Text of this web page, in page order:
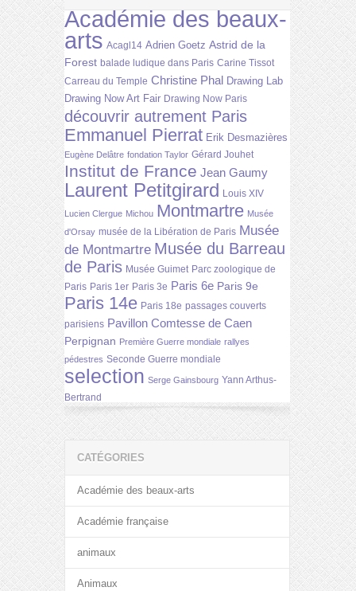
Académie des beaux-
arts Acagl14 Adrien Goetz Astrid de la
Forest balade ludique dans Paris Carine Tissot
Carreau du Temple Christine Phal Drawing Lab
Drawing Now Art Fair Drawing Now Paris
découvrir autrement Paris
Emmanuel Pierrat Erik Desmazières
Eugène Delâtre fondation Taylor Gérard Jouhet
Institut de France Jean Gaumy
Laurent Petitgirard Louis XIV
Lucien Clergue Michou Montmartre Musée
d'Orsay musée de la Libération de Paris Musée
de Montmartre Musée du Barreau
de Paris Musée Guimet Parc zoologique de
Paris Paris 1er Paris 3e Paris 6e Paris 9e
Paris 14e Paris 18e passages couverts
parisiens Pavillon Comtesse de Caen
Perpignan Première Guerre mondiale rallyes
pédestres Seconde Guerre mondiale
selection Serge Gainsbourg Yann Arthus-
Bertrand
CATÉGORIES
Académie des beaux-arts
Académie française
animaux
Animaux